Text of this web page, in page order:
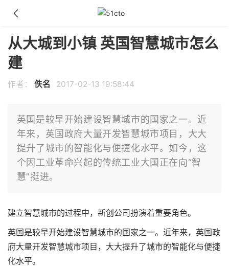
从大城到小镇 英国智慧城市怎么
建
作者： 佚名 2017-02-13 19:58:44
英国是较早开始建设智慧城市的国家之一。近
年来，英国政府大量开发智慧城市项目，大大
提升了城市的智能化与便捷化水平。如今，这
个因工业革命兴起的传统工业大国正在向“智
慧”挺进。
建立智慧城市的过程中，新创公司扮演着重要角色。
英国是较早开始建设智慧城市的国家之一。近年来，英国政
府大量开发智慧城市项目，大大提升了城市的智能化与便捷
化水平。